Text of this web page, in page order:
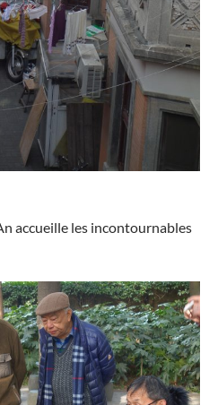
accueille les incontournables